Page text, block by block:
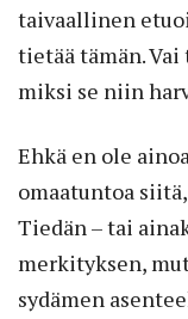
taivaallinen
tietää tämän.
miksi se niin
Ehkä en ole
omaatuntoa
Tiedän – tai
merkityksen,
sydämen